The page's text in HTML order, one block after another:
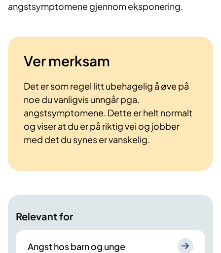
angstsymptomene gjennom eksponering.
Ver merksam
Det er som regel litt ubehagelig å øve på
noe du vanligvis unngår pga.
angstsymptomene. Dette er helt normalt
og viser at du er på riktig vei og jobber
med det du synes er vanskelig.
Relevant for
Angst hos barn og unge